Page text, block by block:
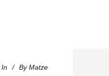
In By Matze